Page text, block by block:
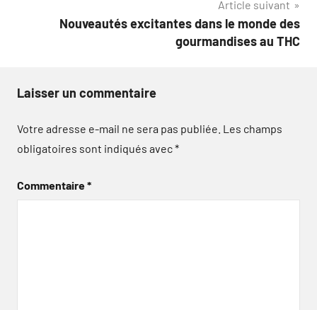
Article suivant
Nouveautés excitantes dans le monde des
gourmandises au THC
Laisser un commentaire
Votre adresse e-mail ne sera pas publiée. Les champs
obligatoires sont indiqués avec*
Commentaire*